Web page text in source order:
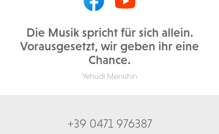
Die Musik spricht für sich allein.
Vorausgesetzt, wir geben ihr eine
Chance.
Yehudi Menuhin
+39 0471 976387